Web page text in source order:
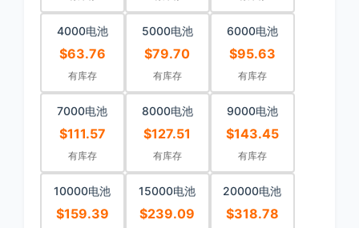
4000电池
$63.76
有库存
5000电池
$79.70
有库存
6000电池
$95.63
有库存
7000电池
$111.57
有库存
8000电池
$127.51
有库存
9000电池
$143.45
有库存
10000电池
$159.39
15000电池
$239.09
20000电池
$318.78